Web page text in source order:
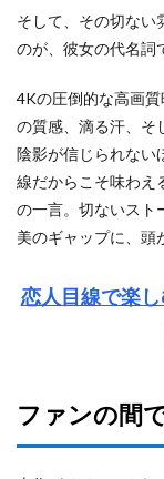
そして、その切ない
のが、彼女の代名詞
4Kの圧倒的な高画
の質感、滴る汗、
陰影が信じられない
線だからこそ味わえ
の一言。切ないスト
美のギャップに、頭
恋人目線で楽
ファンの間